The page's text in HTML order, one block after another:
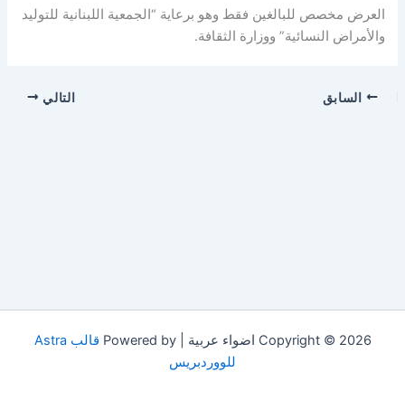
العرض مخصص للبالغين فقط وهو برعاية “الجمعية اللبنانية للتوليد
والأمراض النسائية” ووزارة الثقافة.
السابق التالي
Copyright © 2026 اضواء عربية | Powered by
قالب Astra
للووردبريس